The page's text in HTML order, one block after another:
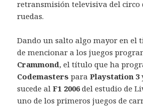
retransmisión televisiva del circo
ruedas.
Dando un salto algo mayor en el
de mencionar a los juegos
Crammond, el título que ha
Codemasters para Playstation 3
sucede alF1 2006del estudio de
uno de los primeros juegos de